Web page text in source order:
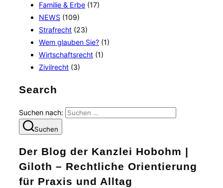
Familie & Erbe (17)
NEWS (109)
Strafrecht (23)
Wem glauben Sie? (1)
Wirtschaftsrecht (1)
Zivilrecht (3)
Search
Suchen nach:
Suchen
Der Blog der Kanzlei Hobohm |
Giloth – Rechtliche Orientierung
für Praxis und Alltag